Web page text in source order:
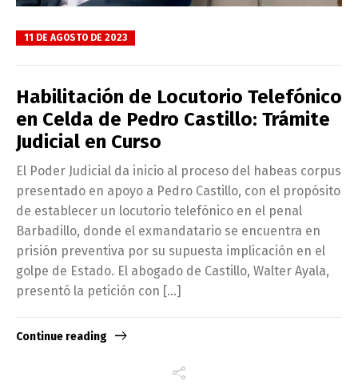
11 DE AGOSTO DE 2023
Habilitación de Locutorio Telefónico
en Celda de Pedro Castillo: Trámite
Judicial en Curso
El Poder Judicial da inicio al proceso del habeas corpus
presentado en apoyo a Pedro Castillo, con el propósito
de establecer un locutorio telefónico en el penal
Barbadillo, donde el exmandatario se encuentra en
prisión preventiva por su supuesta implicación en el
golpe de Estado. El abogado de Castillo, Walter Ayala,
presentó la petición con […]
Continue reading